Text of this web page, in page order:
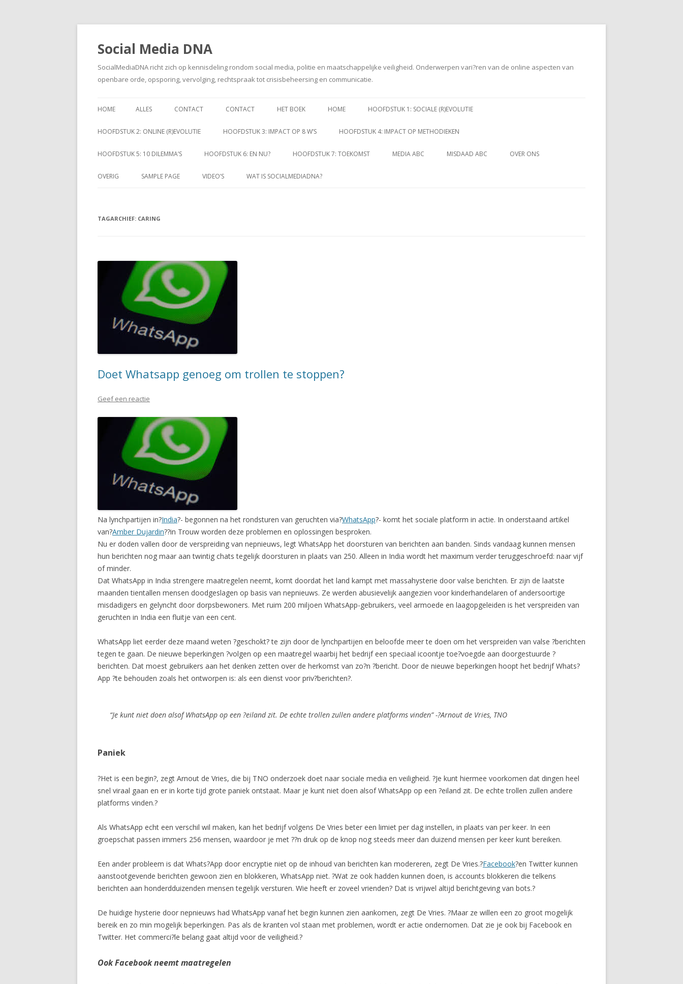
Social Media DNA
SocialMediaDNA richt zich op kennisdeling rondom social media, politie en maatschappelijke veiligheid. Onderwerpen vari?ren van de online aspecten van
openbare orde, opsporing, vervolging, rechtspraak tot crisisbeheersing en communicatie.
naar
HOME ALLES CONTACT CONTACT HET BOEK HOME HOOFDSTUK 1: SOCIALE (R)EVOLUTIE
HOOFDSTUK 2: ONLINE (R)EVOLUTIE HOOFDSTUK 3: IMPACT OP 8 W’S HOOFDSTUK 4: IMPACT OP METHODIEKEN
HOOFDSTUK 5: 10 DILEMMA’S HOOFDSTUK 6: EN NU? HOOFDSTUK 7: TOEKOMST MEDIA ABC MISDAAD ABC OVER ONS
OVERIG SAMPLE PAGE VIDEO’S WAT IS SOCIALMEDIADNA?
TAGARCHIEF: CARING
Doet Whatsapp genoeg om trollen te stoppen?
Geef een reactie
Na lynchpartijen in?India?- begonnen na het rondsturen van geruchten via?WhatsApp?- komt het sociale platform in actie. In onderstaand artikel
van?Amber Dujardin??in Trouw worden deze problemen en oplossingen besproken.
Nu er doden vallen door de verspreiding van nepnieuws, legt WhatsApp het doorsturen van berichten aan banden. Sinds vandaag kunnen mensen
hun berichten nog maar aan twintig chats tegelijk doorsturen in plaats van 250. Alleen in India wordt het maximum verder teruggeschroefd: naar vijf
of minder.
Dat WhatsApp in India strengere maatregelen neemt, komt doordat het land kampt met massahysterie door valse berichten. Er zijn de laatste
maanden tientallen mensen doodgeslagen op basis van nepnieuws. Ze werden abusievelijk aangezien voor kinderhandelaren of andersoortige
misdadigers en gelyncht door dorpsbewoners. Met ruim 200 miljoen WhatsApp-gebruikers, veel armoede en laagopgeleiden is het verspreiden van
geruchten in India een fluitje van een cent.
WhatsApp liet eerder deze maand weten ?geschokt? te zijn door de lynchpartijen en beloofde meer te doen om het verspreiden van valse ?berichten
tegen te gaan. De nieuwe beperkingen ?volgen op een maatregel waarbij het bedrijf een speciaal icoontje toe?voegde aan doorgestuurde ?
berichten. Dat moest gebruikers aan het denken zetten over de herkomst van zo?n ?bericht. Door de nieuwe beperkingen hoopt het bedrijf Whats?
App ?te behouden zoals het ontworpen is: als een dienst voor priv?berichten?.
“Je kunt niet doen alsof WhatsApp op een ?eiland zit. De echte trollen zullen andere platforms vinden” -?Arnout de Vries, TNO
Paniek
?Het is een begin?, zegt Arnout de Vries, die bij TNO onderzoek doet naar sociale media en veiligheid. ?Je kunt hiermee voorkomen dat dingen heel
snel viraal gaan en er in korte tijd grote paniek ontstaat. Maar je kunt niet doen alsof WhatsApp op een ?eiland zit. De echte trollen zullen andere
platforms vinden.?
Als WhatsApp echt een verschil wil maken, kan het bedrijf volgens De Vries beter een limiet per dag instellen, in plaats van per keer. In een
groepschat passen immers 256 mensen, waardoor je met ??n druk op de knop nog steeds meer dan duizend mensen per keer kunt bereiken.
Een ander probleem is dat Whats?App door encryptie niet op de inhoud van berichten kan modereren, zegt De Vries.?Facebook?en Twitter kunnen
aanstootgevende berichten gewoon zien en blokkeren, WhatsApp niet. ?Wat ze ook hadden kunnen doen, is accounts blokkeren die telkens
berichten aan honderdduizenden mensen tegelijk versturen. Wie heeft er zoveel vrienden? Dat is vrijwel altijd berichtgeving van bots.?
De huidige hysterie door nepnieuws had WhatsApp vanaf het begin kunnen zien aankomen, zegt De Vries. ?Maar ze willen een zo groot mogelijk
bereik en zo min mogelijk beperkingen. Pas als de kranten vol staan met problemen, wordt er actie ondernomen. Dat zie je ook bij Facebook en
Twitter. Het commerci?le belang gaat altijd voor de veiligheid.?
Ook Facebook neemt maatregelen